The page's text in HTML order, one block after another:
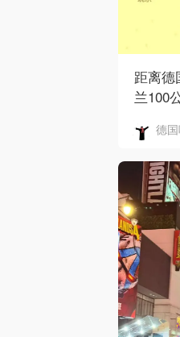
距离德
兰100
德